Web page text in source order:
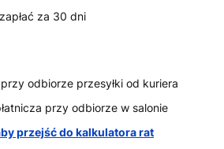
za 30 dni
odbiorze przesyłki od kuriera
przy odbiorze w salonie
przejść do kalkulatora rat